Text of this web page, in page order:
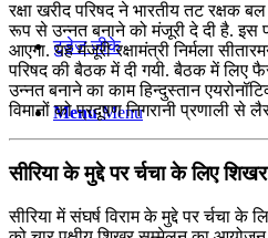
टुडेज जीके
Menu Menu
रक्षा खरीद परिषद ने भारतीय तट रक्षक
रूप से उन्‍नत बनाने को मंजूरी दे दी है. इस
आएगा. यह मंजूरी रक्षामंत्री निर्मला
परिषद की बैठक में दी गयी. बैठक में लिए
उन्‍नत बनाने का काम हिन्‍दुस्‍तान
विमानों को प्रदूषण निगरानी प्रणाली से
सीरिया के मुद्दे पर र्चचा के लिए
सीरिया में संघर्ष विराम के मुद्दे पर र्चचा